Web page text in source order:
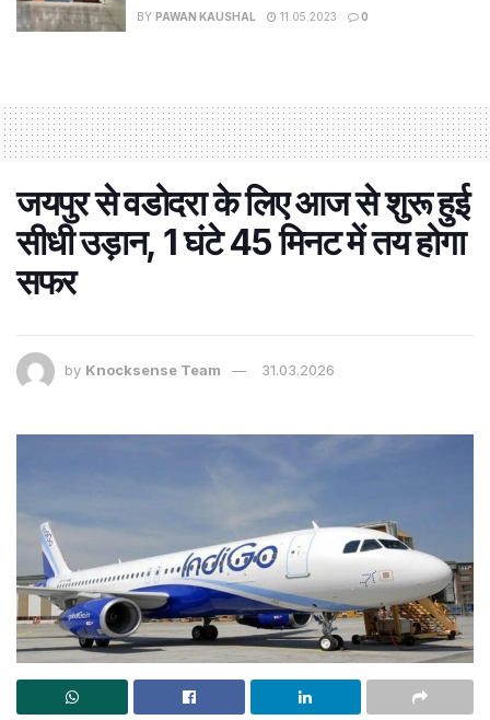
BY PAWAN KAUSHAL 11.05.2023 0
जयपुर से वडोदरा के लिए आज से शुरू हुई
सीधी उड़ान, 1 घंटे 45 मिनट में तय होगा
सफर
by Knocksense Team 31.03.2026